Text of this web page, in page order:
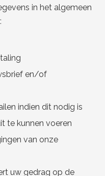
in het algemeen
en/of
indien dit nodig is
te kunnen voeren
van onze
uw gedrag op de